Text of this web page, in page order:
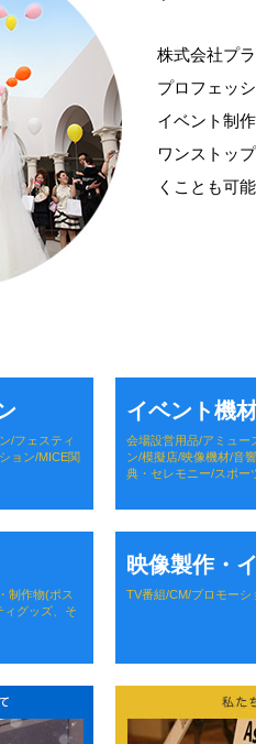
株式会社プ
プロフェッ
イベント制
ワンストッ
くことも可
/フェスティ
ョン/MICE関
イベント機
会場設営用品/アミュー
ン/模擬店/映像機材/音
典・セレモニー/スポー
制作物(ポス
ィグッズ、そ
映像製作・
TV番組/CM/プロモーシ